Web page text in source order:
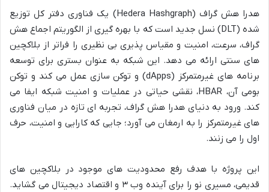
هدرا هش گراف (Hedera Hashgraph) یک فناوری دفتر کل توزیع
شده (DLT) نسل جدید است که با بهره گیری از الگوریتم اجماع هش
گراف، سرعت، امنیت و مقیاس پذیری بی نظیری را فراتر از بلاکچین
های سنتی ارائه می دهد. این شبکه به عنوان بستری برای توسعه
برنامه های غیرمتمرکز (dApps) و توکن سازی عمل می کند و توکن
بومی آن، HBAR، نقشی حیاتی در عملیات و امنیت شبکه ایفا می
کند. ورود به دنیای هدرا هش گراف، تجربه ای تازه در میان فناوری
های غیرمتمرکز را به ارمغان می آورد؛ جایی که کارایی و امنیت، حرف
اول را می زنند.
این پروژه با هدف رفع محدودیت های موجود در بلاکچین های
قدیمی، مسیری نو را برای آینده وب ۳ و اقتصاد دیجیتال می گشاید.